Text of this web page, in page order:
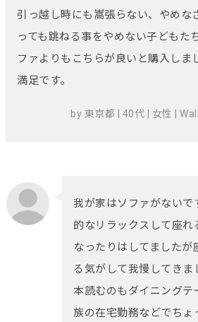
引っ越し時にも嵩張らない、やめな
っても跳ねる事をやめない子どもた
ファよりもこちらが良いと購入しま
満足です。
by 東京都 | 40代 | 女性 |
我が家はソファがないで
的なリラックスして座れ
なったりはしてましたが
る気がして我慢してきま
本読むのもダイニングテ
族の在宅勤務などでちょ